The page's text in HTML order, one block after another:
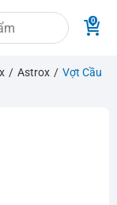
/ Astrox / Vợt Cầu